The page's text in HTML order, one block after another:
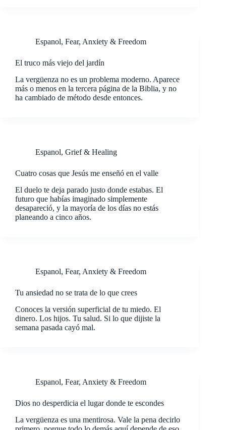
Espanol, Fear, Anxiety & Freedom
El truco más viejo del jardín
La vergüenza no es un problema moderno. Aparece
más o menos en la tercera página de la Biblia, y no
ha cambiado de método desde entonces.
Espanol, Grief & Healing
Cuatro cosas que Jesús me enseñó en el valle
El duelo te deja parado justo donde estabas. El
futuro que habías imaginado simplemente
desapareció, y la mayoría de los días no estás
planeando a cinco años.
Espanol, Fear, Anxiety & Freedom
Tu ansiedad no se trata de lo que crees
Conoces la versión superficial de tu miedo. El
dinero. Los hijos. Tu salud. Si lo que dijiste la
semana pasada cayó mal.
Espanol, Fear, Anxiety & Freedom
Dios no desperdicia el lugar donde te escondes
La vergüenza es una mentirosa. Vale la pena decirlo